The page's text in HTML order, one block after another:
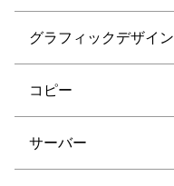
グラフィックデザイン
コピー
サーバー